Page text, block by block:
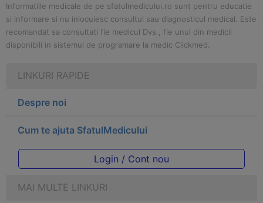
Informatiile medicale de pe sfatulmedicului.ro sunt pentru educatie
si informare si nu inlocuiesc consultul sau diagnosticul medical. Este
recomandat sa consultati fie medicul Dvs., fie unul din medicii
disponibili in sistemul de programare la medic Clickmed.
LINKURI RAPIDE
Despre noi
Cum te ajuta SfatulMedicului
Login / Cont nou
MAI MULTE LINKURI